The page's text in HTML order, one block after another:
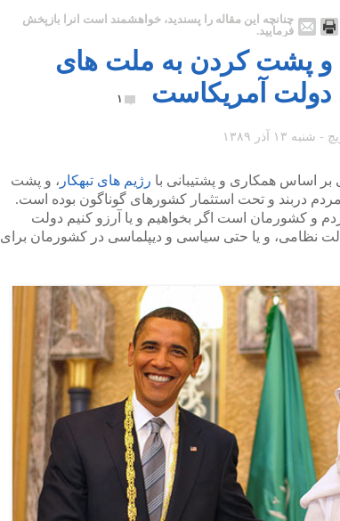
چنانچه این مقاله را پسندید، خواهشمند است آنرا بازپخش
فرمایید.
و پشت کردن به ملت های
دولت آمریکاست
۱
اساس همکاری و پشتیبانی با رژیم های تبهکار ، و پشت
مردم دربند و تحت استثمار کشورهای گوناگون بوده است.
و کشورمان است اگر بخواهیم و یا آرزو کنیم دولت
نظامی، و یا حتی سیاسی و دیپلماسی در کشورمان برای